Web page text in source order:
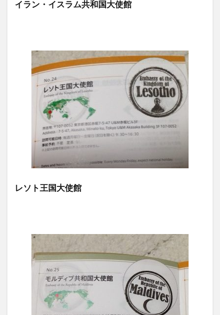
イラン・イスラム共和国大使館
レソト王国大使館